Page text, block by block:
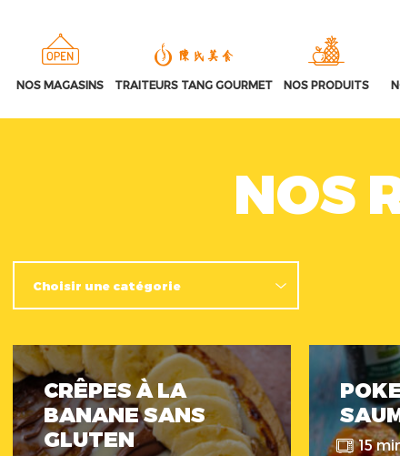
NOS MAGASINS TRAITEURS TANG GOURMET NOS PRODUITS
NOS
CRÊPES À LA
BANANE SANS
GLUTEN
15